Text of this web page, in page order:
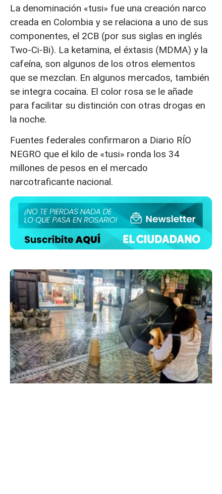
La denominación «tusi» fue una creación narco
creada en Colombia y se relaciona a uno de sus
componentes, el 2CB (por sus siglas en inglés
Two-Ci-Bi). La ketamina, el éxtasis (MDMA) y la
cafeína, son algunos de los otros elementos
que se mezclan. En algunos mercados, también
se integra cocaína. El color rosa se le añade
para facilitar su distinción con otras drogas en
la noche.
Fuentes federales confirmaron a Diario RÍO
NEGRO que el kilo de «tusi» ronda los 34
millones de pesos en el mercado
narcotraficante nacional.